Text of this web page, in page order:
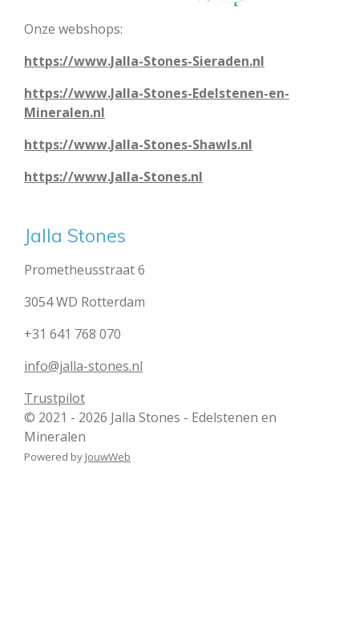
Onze webshops:
https://www.Jalla-Stones-Sieraden.nl
https://www.Jalla-Stones-Edelstenen-en-
Mineralen.nl
https://www.Jalla-Stones-Shawls.nl
https://www.Jalla-Stones.nl
Jalla Stones
Prometheusstraat 6
3054 WD Rotterdam
+31 641 768 070
info@jalla-stones.nl
Trustpilot
© 2021 - 2026 Jalla Stones - Edelstenen en
Mineralen
Powered by JouwWeb